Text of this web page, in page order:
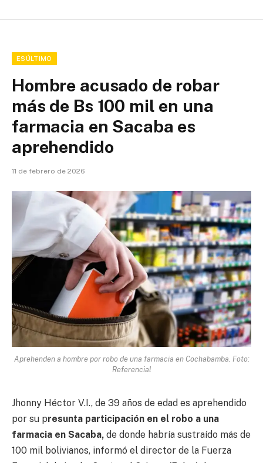
ESÚLTIMO
Hombre acusado de robar
más de Bs 100 mil en una
farmacia en Sacaba es
aprehendido
11 de febrero de 2026
Aprehenden a hombre por robo de una farmacia en Cochabamba. Foto:
Referencial
Jhonny Héctor V.I., de 39 años de edad es aprehendido
por su presunta participación en el robo a una
farmacia en Sacaba, de donde habría sustraído más de
100 mil bolivianos, informó el director de la Fuerza